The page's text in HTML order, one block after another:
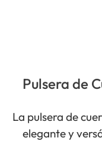
Pulsera de
La pulsera de
elegante y